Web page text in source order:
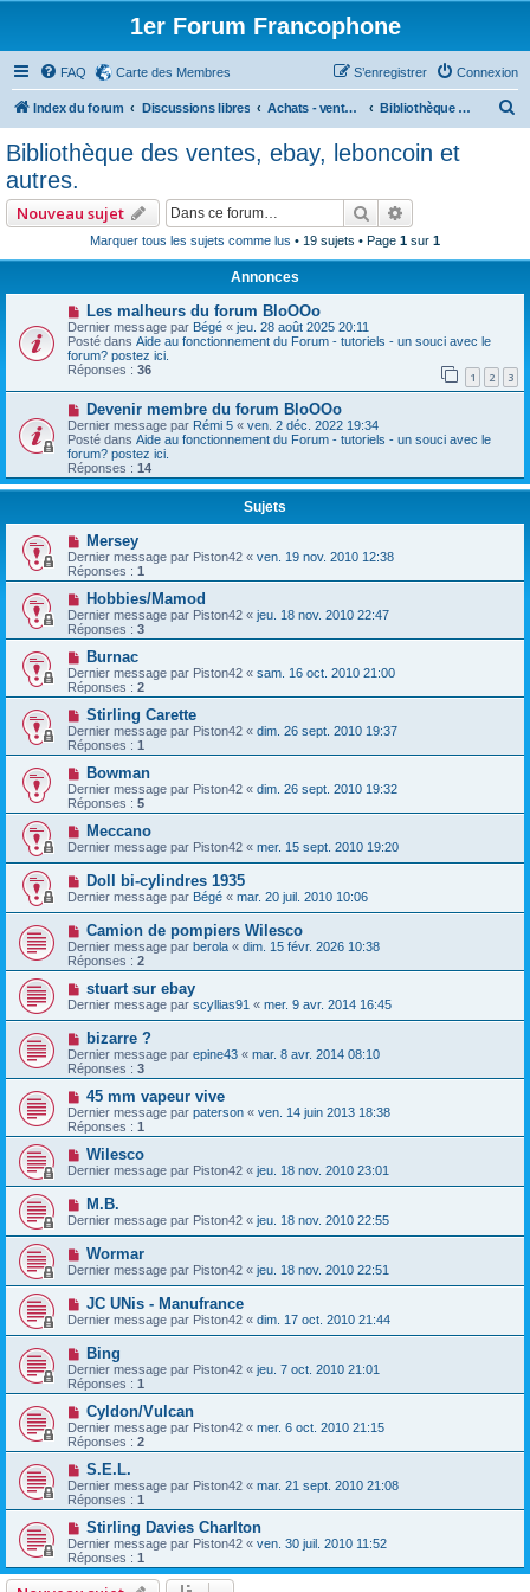
1er Forum Francophone
FAQ Carte des Membres Connexion
S’enregistrer
Index du forum Discussions libres Achats - ventes - Ebay - LeBonCoin (commercial) Bibliothèque des ventes, ebay, leboncoin et autres.
Bibliothèque des ventes, ebay, leboncoin et
autres.
Nouveau sujet Rechercher
Marquer tous les sujets comme lus • 19 sujets • Page 1 sur 1
Annonces
Les malheurs du forum BloOOo
Dernier message par Bégé « jeu. 28 août 2025 20:11
Posté dans Aide au fonctionnement du Forum - tutoriels - un souci avec le
forum? postez ici.
Réponses : 36 1 2 3
Devenir membre du forum BloOOo
Dernier message par Rémi 5 « ven. 2 déc. 2022 19:34
Posté dans Aide au fonctionnement du Forum - tutoriels - un souci avec le
forum? postez ici.
Réponses : 14
Sujets
Mersey
Dernier message par Piston42 « ven. 19 nov. 2010 12:38
Réponses : 1
Hobbies/Mamod
Dernier message par Piston42 « jeu. 18 nov. 2010 22:47
Réponses : 3
Burnac
Dernier message par Piston42 « sam. 16 oct. 2010 21:00
Réponses : 2
Stirling Carette
Dernier message par Piston42 « dim. 26 sept. 2010 19:37
Réponses : 1
Bowman
Dernier message par Piston42 « dim. 26 sept. 2010 19:32
Réponses : 5
Meccano
Dernier message par Piston42 « mer. 15 sept. 2010 19:20
Doll bi-cylindres 1935
Dernier message par Bégé « mar. 20 juil. 2010 10:06
Camion de pompiers Wilesco
Dernier message par berola « dim. 15 févr. 2026 10:38
Réponses : 2
stuart sur ebay
Dernier message par scyllias91 « mer. 9 avr. 2014 16:45
bizarre ?
Dernier message par epine43 « mar. 8 avr. 2014 08:10
Réponses : 3
45 mm vapeur vive
Dernier message par paterson « ven. 14 juin 2013 18:38
Réponses : 1
Wilesco
Dernier message par Piston42 « jeu. 18 nov. 2010 23:01
M.B.
Dernier message par Piston42 « jeu. 18 nov. 2010 22:55
Wormar
Dernier message par Piston42 « jeu. 18 nov. 2010 22:51
JC UNis - Manufrance
Dernier message par Piston42 « dim. 17 oct. 2010 21:44
Bing
Dernier message par Piston42 « jeu. 7 oct. 2010 21:01
Réponses : 1
Cyldon/Vulcan
Dernier message par Piston42 « mer. 6 oct. 2010 21:15
Réponses : 2
S.E.L.
Dernier message par Piston42 « mar. 21 sept. 2010 21:08
Réponses : 1
Stirling Davies Charlton
Dernier message par Piston42 « ven. 30 juil. 2010 11:52
Réponses : 1